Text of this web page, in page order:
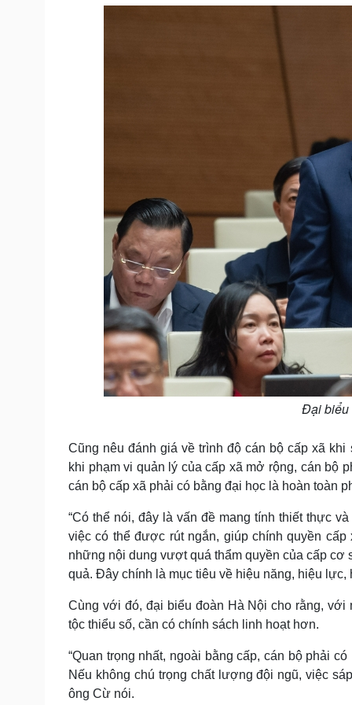
Đại biểu
Cũng nêu đánh giá về trình độ cán bộ cấp xã
khi phạm vi quản lý của cấp xã mở rộng, cán bộ
cán bộ cấp xã phải có bằng đại học là hoàn toàn
“Có thể nói, đây là vấn đề mang tính thiết thực
việc có thể được rút ngắn, giúp chính quyền
những nội dung vượt quá thẩm quyền của cấp cơ
quả. Đây chính là mục tiêu về hiệu năng, hiệu
Cùng với đó, đại biểu đoàn Hà Nội cho rằng,
tộc thiểu số, cần có chính sách linh hoạt hơn.
“Quan trọng nhất, ngoài bằng cấp, cán bộ phải
Nếu không chú trọng chất lượng đội ngũ, việc
ông Cừ nói.